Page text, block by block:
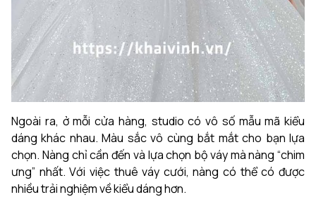
Ngoài ra, ở mỗi cửa hàng, studio có vô số mẫu mã kiểu
dáng khác nhau. Màu sắc vô cùng bắt mắt cho bạn lựa
chọn. Nàng chỉ cần đến và lựa chọn bộ váy mà nàng “chim
ưng” nhất. Với việc thuê váy cưới, nàng có thể có được
nhiều trải nghiệm về kiểu dáng hơn.